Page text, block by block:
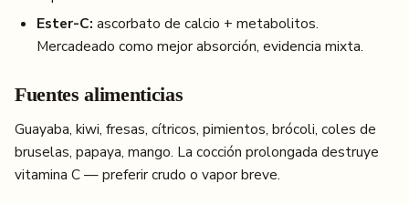
Ester-C: ascorbato de calcio + metabolitos.
Mercadeado como mejor absorción, evidencia mixta.
Fuentes alimenticias
Guayaba, kiwi, fresas, cítricos, pimientos, brócoli, coles de
bruselas, papaya, mango. La cocción prolongada destruye
vitamina C — preferir crudo o vapor breve.